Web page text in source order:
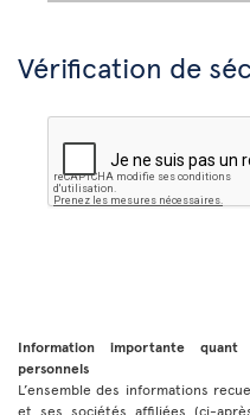
Vérification de
Information importante
personnels
L’ensemble des informations
et ses sociétés affiliées (ci-